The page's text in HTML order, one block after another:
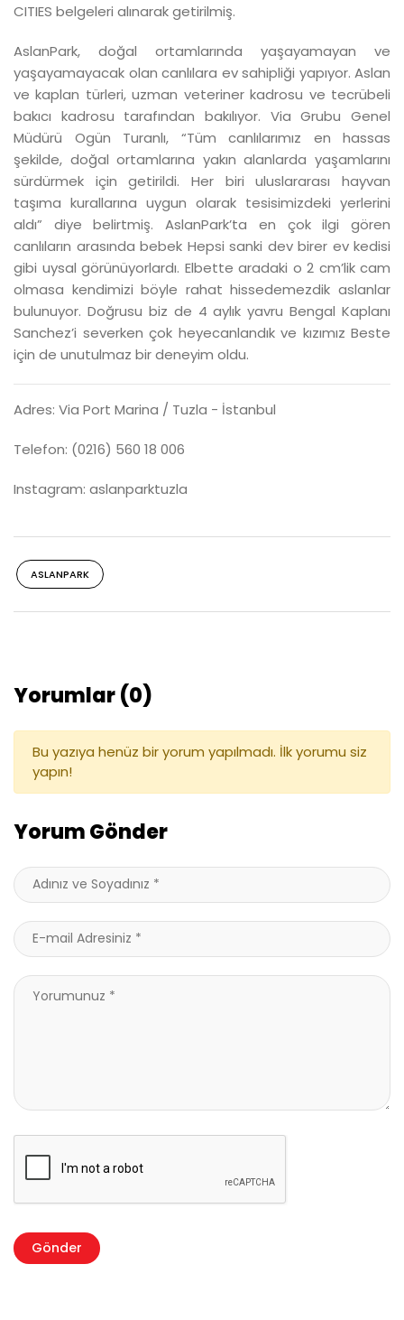
CITIES belgeleri alınarak getirilmiş.
AslanPark, doğal ortamlarında yaşayamayan ve
yaşayamayacak olan canlılara ev sahipliği yapıyor. Aslan
ve kaplan türleri, uzman veteriner kadrosu ve tecrübeli
bakıcı kadrosu tarafından bakılıyor. Via Grubu Genel
Müdürü Ogün Turanlı, “Tüm canlılarımız en hassas
şekilde, doğal ortamlarına yakın alanlarda yaşamlarını
sürdürmek için getirildi. Her biri uluslararası hayvan
taşıma kurallarına uygun olarak tesisimizdeki yerlerini
aldı” diye belirtmiş. AslanPark’ta en çok ilgi gören
canlıların arasında bebek Hepsi sanki dev birer ev kedisi
gibi uysal görünüyorlardı. Elbette aradaki o 2 cm’lik cam
olmasa kendimizi böyle rahat hissedemezdik aslanlar
bulunuyor. Doğrusu biz de 4 aylık yavru Bengal Kaplanı
Sanchez’i severken çok heyecanlandık ve kızımız Beste
için de unutulmaz bir deneyim oldu.
Adres: Via Port Marina / Tuzla - İstanbul
Telefon: (0216) 560 18 006
Instagram: aslanparktuzla
ASLANPARK
Yorumlar (0)
Bu yazıya henüz bir yorum yapılmadı. İlk yorumu siz
yapın!
Yorum Gönder